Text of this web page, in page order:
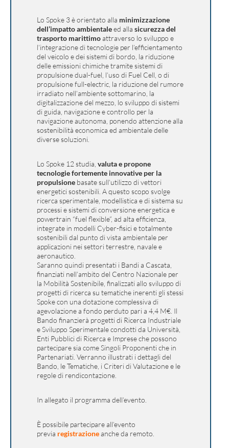
Lo Spoke 3 è orientato alla minimizzazione
dell’impatto ambientaleed alla sicurezza del
trasporto marittimoattraverso lo sviluppo e
l’integrazione di tecnologie per l’efficientamento
del veicolo e dei sistemi di bordo, la riduzione
delle emissioni chimiche tramite sistemi di
propulsione dual-fuel, l’uso di Fuel Cell, o di
propulsione full-electric, la riduzione del rumore
irradiato nell’ambiente sottomarino, la
digitalizzazione del mezzo, lo sviluppo di sistemi
di guida, navigazione e controllo per la
navigazione autonoma, ponendo attenzione alla
sostenibilità economica ed ambientale delle
diverse soluzioni.
Lo Spoke 12 studia, valuta e propone
tecnologie fortemente innovative per la
propulsione basate sull’utilizzo di vettori
energetici sostenibili. A questo scopo svolge
ricerca sperimentale, modellistica e di sistema su
processi e sistemi di conversione energetica e
powertrain “fuel flexible”, ad alta efficienza,
integrate in modelli Cyber-fisici e totalmente
sostenibili dal punto di vista ambientale per
applicazioni nei settori terrestre, navale e
aeronautico.
Saranno quindi presentati i Bandi a Cascata,
finanziati nell’ambito del Centro Nazionale per
la Mobilità Sostenibile, finalizzati allo sviluppo di
progetti di ricerca su tematiche inerenti gli stessi
Spoke con una dotazione complessiva di
agevolazione a fondo perduto pari a 4,4 M€. Il
Bando finanzierà progetti di Ricerca Industriale
e Sviluppo Sperimentale condotti da Università,
Enti Pubblici di Ricerca e Imprese che possono
partecipare sia come Singoli Proponenti che in
Partenariati. Verranno illustrati i dettagli del
Bando, le Tematiche, i Criteri di Valutazione e le
regole di rendicontazione.
In allegato il programma dell’evento.
È possibile partecipare all’evento
previa registrazioneanche da remoto.